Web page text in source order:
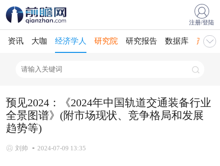
注册/登陆
资讯 大咖 经济学人 研究院 研究报告 数据库 产业
预见2024：《2024年中国轨道交通装备行业
全景图谱》(附市场现状、竞争格局和发展
趋势等)
刘帅 2024-07-09 13:35